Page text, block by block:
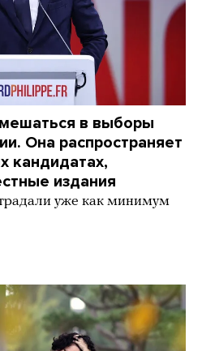
в выборы
Она распространяет
кандидатах,
издания
уже как минимум